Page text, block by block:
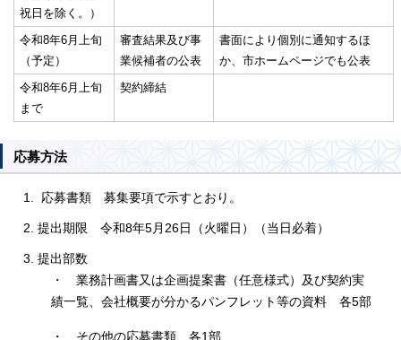
祝日を除く。）
令和8年6月上旬
（予定）
審査結果及び事
業候補者の公表
書面により個別に通知するほ
か、市ホームページでも公表
令和8年6月上旬
まで
契約締結
応募方法
応募書類 募集要項で示すとおり。
提出期限 令和8年5月26日（火曜日）（当日必着）
提出部数
・ 業務計画書又は企画提案書（任意様式）及び契約実
績一覧、会社概要が分かるパンフレット等の資料 各5部
・ その他の応募書類 各1部